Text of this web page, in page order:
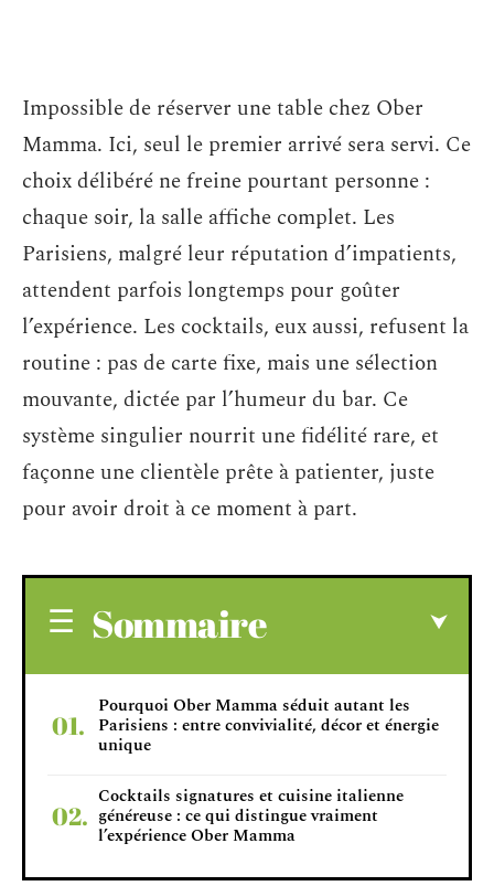
Impossible de réserver une table chez Ober
Mamma. Ici, seul le premier arrivé sera servi. Ce
choix délibéré ne freine pourtant personne :
chaque soir, la salle affiche complet. Les
Parisiens, malgré leur réputation d’impatients,
attendent parfois longtemps pour goûter
l’expérience. Les cocktails, eux aussi, refusent la
routine : pas de carte fixe, mais une sélection
mouvante, dictée par l’humeur du bar. Ce
système singulier nourrit une fidélité rare, et
façonne une clientèle prête à patienter, juste
pour avoir droit à ce moment à part.
Sommaire
Pourquoi Ober Mamma séduit autant les
Parisiens : entre convivialité, décor et énergie
unique
Cocktails signatures et cuisine italienne
généreuse : ce qui distingue vraiment
l’expérience Ober Mamma